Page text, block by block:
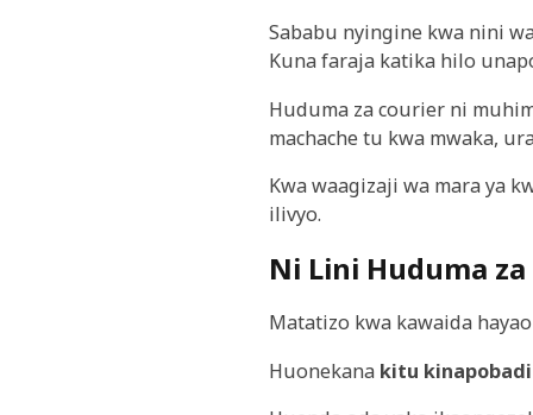
Sababu nyingine kwa nini
Kuna faraja katika hilo
Huduma za courier ni
machache tu kwa mwaka,
Kwa waagizaji wa mara ya
ilivyo.
Ni Lini Huduma
Matatizo kwa kawaida
Huonekana kitu